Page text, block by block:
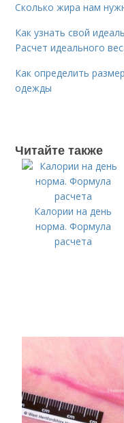
Сколько жира нам
Как узнать свой
Расчет идеального
Как определить
одежды
Читайте также
Калории на день
норма. Формула
расчета